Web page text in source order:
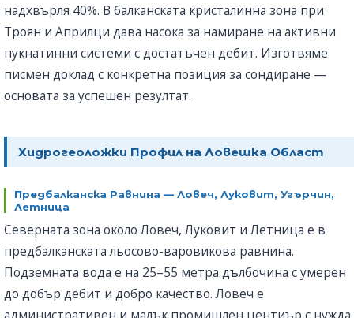
надхвърля 40%. В балканската кристалинна зона при
Троян и Априлци дава насока за намиране на активни
пукнатинни системи с достатъчен дебит. Изготвяме
писмен доклад с конкретна позиция за сондиране —
основата за успешен резултат.
Хидрогеоложки Профил на Ловешка Област
Предбалканска Равнина — Ловеч, Луковит, Угърчин,
Летница
Северната зона около Ловеч, Луковит и Летница е в
предбалканската льосово-варовикова равнина.
Подземната вода е на 25–55 метра дълбочина с умерен
до добър дебит и добро качество. Ловеч е